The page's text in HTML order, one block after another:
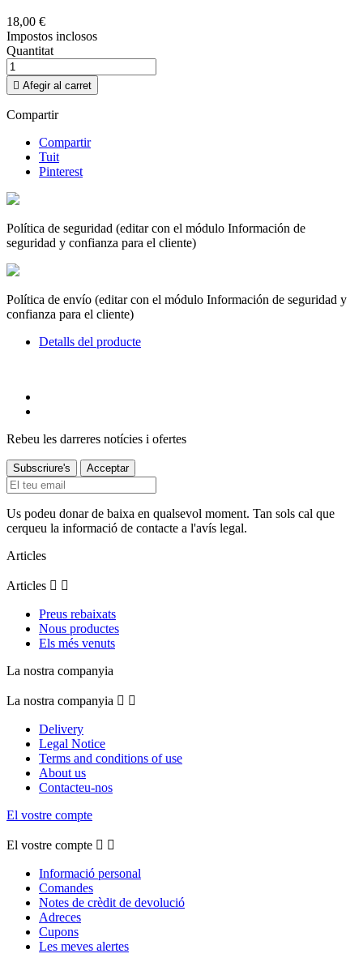
18,00 €
Impostos inclosos
Quantitat
 Afegir al carret
Compartir
Compartir
Tuit
Pinterest
Política de seguridad (editar con el módulo Información de
seguridad y confianza para el cliente)
Política de envío (editar con el módulo Información de seguridad y
confianza para el cliente)
Detalls del producte
Rebeu les darreres notícies i ofertes
Us podeu donar de baixa en qualsevol moment. Tan sols cal que
cerqueu la informació de contacte a l'avís legal.
Articles
Articles  
Preus rebaixats
Nous productes
Els més venuts
La nostra companyia
La nostra companyia  
Delivery
Legal Notice
Terms and conditions of use
About us
Contacteu-nos
El vostre compte
El vostre compte  
Informació personal
Comandes
Notes de crèdit de devolució
Adreces
Cupons
Les meves alertes